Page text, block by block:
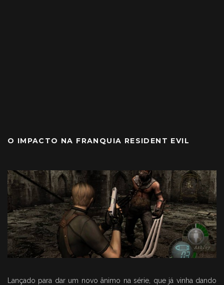
O IMPACTO NA FRANQUIA RESIDENT EVIL
Lançado para dar um novo ânimo na série, que já vinha dando